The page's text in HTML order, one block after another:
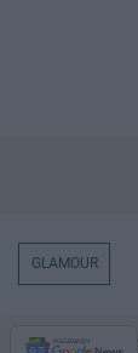
GLAMOUR